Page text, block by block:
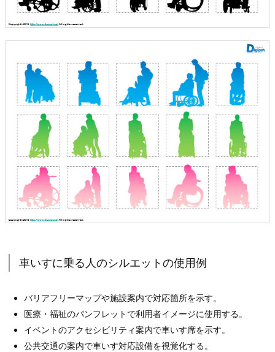
車いすに乗る人のシルエットの使用例
バリアフリーマップや施設案内で対応箇所を示す。
医療・福祉のパンフレットで利用者イメージに使用する。
イベントのアクセシビリティ案内で車いす席を示す。
公共交通の案内で車いす対応設備を視覚化する。